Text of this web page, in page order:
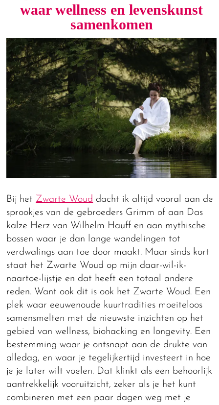
waar wellness en levenskunst
samenkomen
Bij het Zwarte Woud dacht ik altijd vooral aan de
sprookjes van de gebroeders Grimm of aan Das
kalze Herz van Wilhelm Hauff en aan mythische
bossen waar je dan lange wandelingen tot
verdwalings aan toe door maakt. Maar sinds kort
staat het Zwarte Woud op mijn daar-wil-ik-
naartoe-lijstje en dat heeft een totaal andere
reden. Want ook dit is ook het Zwarte Woud. Een
plek waar eeuwenoude kuurtradities moeiteloos
samensmelten met de nieuwste inzichten op het
gebied van wellness, biohacking en longevity. Een
bestemming waar je ontsnapt aan de drukte van
alledag, en waar je tegelijkertijd investeert in hoe
je je later wilt voelen. Dat klinkt als een behoorlijk
aantrekkelijk vooruitzicht, zeker als je het kunt
combineren met een paar dagen weg met je